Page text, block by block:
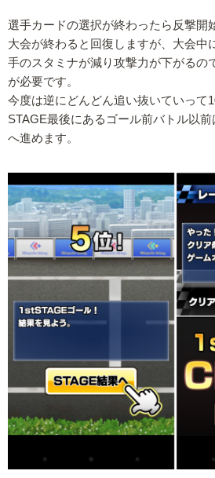
選手カードの選択が終わったら反撃開
大会が終わると回復しますが、大会中
手のスタミナが減り攻撃力が下がるの
が必要です。
今度は逆にどんどん追い抜いていって
STAGE最後にあるゴール前バトル以
へ進めます。